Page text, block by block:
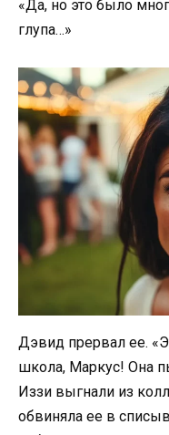
«Да, но это было
глупа…»
Дэвид прервал ее.
школа, Маркус! Она
Иззи выгнали из
обвиняла ее в